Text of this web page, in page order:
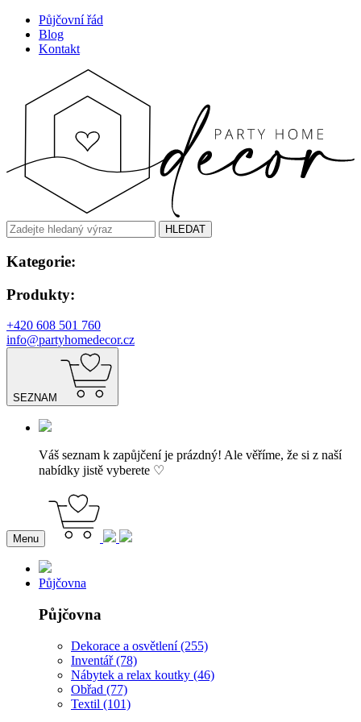
Půjčovní řád
Blog
Kontakt
HLEDAT
Kategorie:
Produkty:
+420 608 501 760
info@partyhomedecor.cz
SEZNAM
Váš seznam k zapůjčení je prázdný! Ale věříme, že si z naší
nabídky jistě vyberete ♡
Menu
Půjčovna
Půjčovna
Dekorace a osvětlení (255)
Inventář (78)
Nábytek a relax koutky (46)
Obřad (77)
Textil (101)